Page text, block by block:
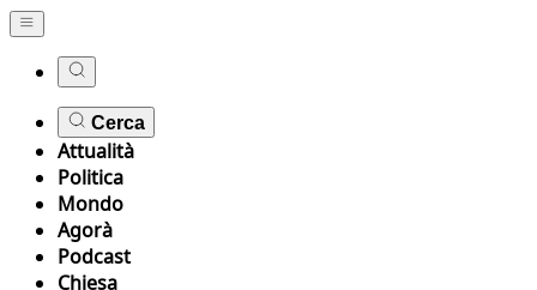
Cerca
Attualità
Politica
Mondo
Agorà
Podcast
Chiesa